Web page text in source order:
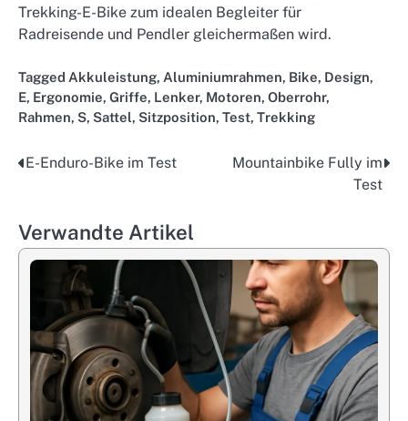
Trekking-E-Bike zum idealen Begleiter für
Radreisende und Pendler gleichermaßen wird.
Tagged Akkuleistung, Aluminiumrahmen, Bike, Design,
E, Ergonomie, Griffe, Lenker, Motoren, Oberrohr,
Rahmen, S, Sattel, Sitzposition, Test, Trekking
Post
E-Enduro-Bike im Test
Mountainbike Fully im
Test
Verwandte Artikel